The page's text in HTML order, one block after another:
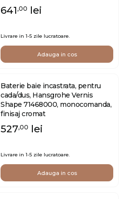
641 ,00 lei
Livrare in 1-5 zile lucratoare.
Adauga in cos
Baterie baie incastrata, pentru
cada/dus, Hansgrohe Vernis
Shape 71468000, monocomanda,
finisaj cromat
527,00 lei
Livrare in 1-5 zile lucratoare.
Adauga in cos